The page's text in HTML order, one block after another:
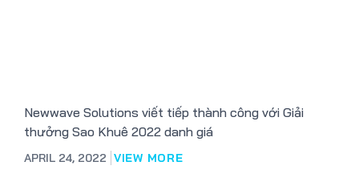
Newwave Solutions viết tiếp thành công với Giải
thưởng Sao Khuê 2022 danh giá
APRIL 24, 2022 VIEW MORE